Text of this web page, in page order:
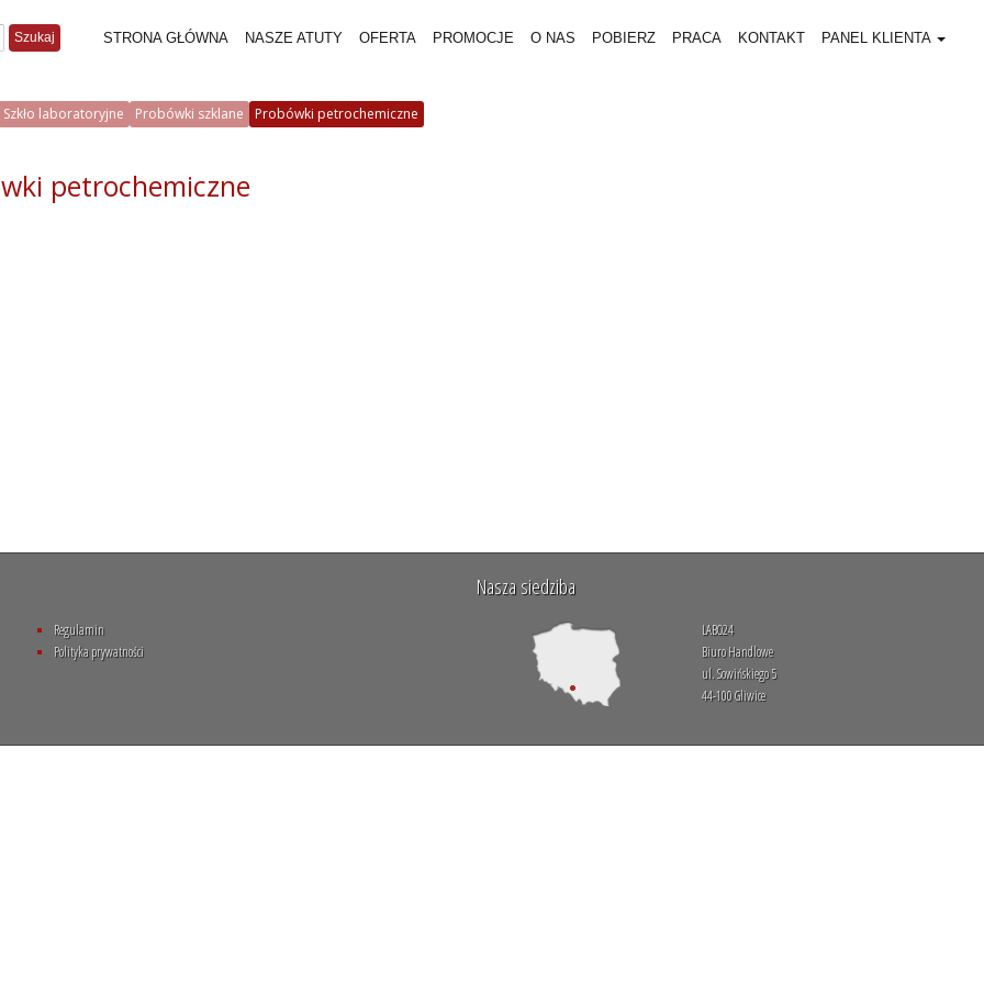
Szukaj STRONA GŁÓWNA NASZE ATUTY OFERTA PROMOCJE O NAS POBIERZ PRACA KONTAKT PANEL KLIENTA
Szkło laboratoryjne Probówki szklane Probówki petrochemiczne
petrochemiczne
Nasza siedziba
Regulamin
Polityka prywatności
LABO24
Biuro Handlowe
ul. Sowińskiego 5
44-100 Gliwice